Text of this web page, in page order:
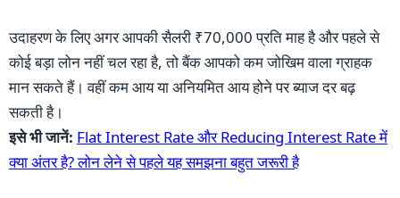
उदाहरण के लिए अगर आपकी सैलरी ₹70,000 प्रति माह है और पहले से
कोई बड़ा लोन नहीं चल रहा है, तो बैंक आपको कम जोखिम वाला ग्राहक
मान सकते हैं। वहीं कम आय या अनियमित आय होने पर ब्याज दर बढ़
सकती है।
इसे भी जानें: Flat Interest Rate और Reducing Interest Rate में
क्या अंतर है? लोन लेने से पहले यह समझना बहुत जरूरी है